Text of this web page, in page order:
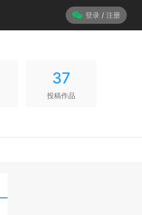
登录 / 注册
37
投稿作品